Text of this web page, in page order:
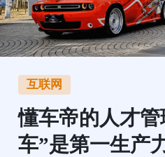
互联网
懂车帝的人才
车”是第一生产